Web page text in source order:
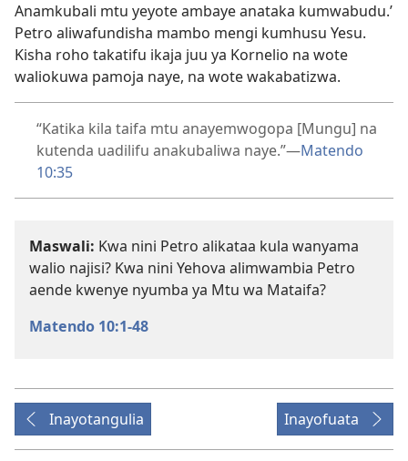
Anamkubali mtu yeyote ambaye anataka kumwabudu.’
Petro aliwafundisha mambo mengi kumhusu Yesu.
Kisha roho takatifu ikaja juu ya Kornelio na wote
waliokuwa pamoja naye, na wote wakabatizwa.
“Katika kila taifa mtu anayemwogopa [Mungu] na
kutenda uadilifu anakubaliwa naye.”​—Matendo
10:35
Maswali: Kwa nini Petro alikataa kula wanyama
walio najisi? Kwa nini Yehova alimwambia Petro
aende kwenye nyumba ya Mtu wa Mataifa?
Matendo 10:1-48
Inayotangulia Inayofuata